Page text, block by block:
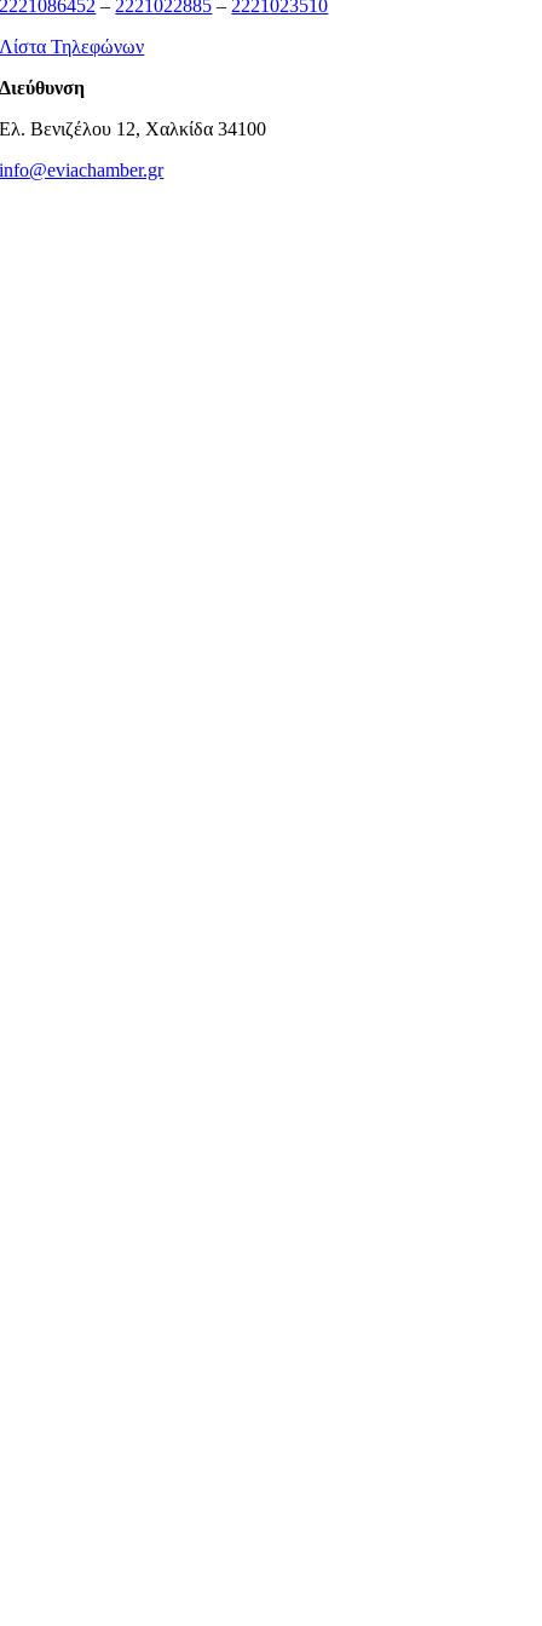
2221086452 – 2221022885 – 2221023510
Λίστα Τηλεφώνων
Διεύθυνση
Ελ. Βενιζέλου 12, Χαλκίδα 34100
info@eviachamber.gr